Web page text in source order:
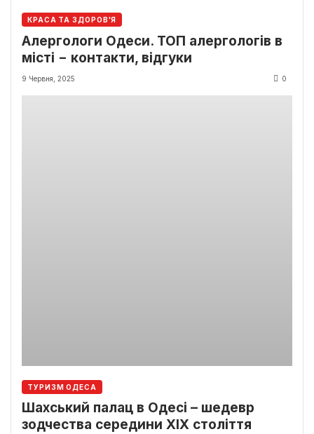
КРАСА ТА ЗДОРОВ'Я
Алергологи Одеси. ТОП алергологів в
місті − контакти, відгуки
9 Червня, 2025 0
ТУРИЗМ ОДЕСА
Шахський палац в Одесі – шедевр
зодчества середини ХІХ століття